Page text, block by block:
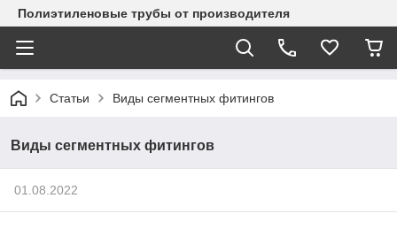
Полиэтиленовые трубы от производителя
Статьи Виды сегментных фитингов
Виды сегментных фитингов
01.08.2022